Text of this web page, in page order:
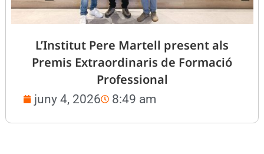
L’Institut Pere Martell present als
Premis Extraordinaris de Formació
Professional
juny 4, 2026 8:49 am